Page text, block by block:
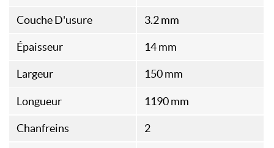
Couche D'usure 3.2 mm
Épaisseur 14 mm
Largeur 150 mm
Longueur 1190 mm
Chanfreins 2